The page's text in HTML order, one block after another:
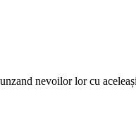
nevoilor lor cu